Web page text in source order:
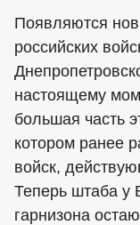
Появляются
российских
настоящему
большая часть
котором ранее
войск,
Теперь штаба у
гарнизона